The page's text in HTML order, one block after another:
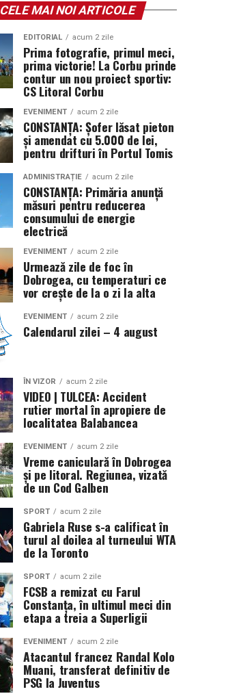
CELE MAI NOI ARTICOLE
EDITORIAL acum 2 zile
Prima fotografie, primul meci,
prima victorie! La Corbu prinde
contur un nou proiect sportiv:
CS Litoral Corbu
EVENIMENT acum 2 zile
CONSTANȚA: Șofer lăsat pieton
și amendat cu 5.000 de lei,
pentru drifturi în Portul Tomis
ADMINISTRAȚIE acum 2 zile
CONSTANȚA: Primăria anunță
măsuri pentru reducerea
consumului de energie
electrică
EVENIMENT acum 2 zile
Urmează zile de foc în
Dobrogea, cu temperaturi ce
vor crește de la o zi la alta
EVENIMENT acum 2 zile
Calendarul zilei – 4 august
ÎN VIZOR acum 2 zile
VIDEO | TULCEA: Accident
rutier mortal în apropiere de
localitatea Balabancea
EVENIMENT acum 2 zile
Vreme caniculară în Dobrogea
și pe litoral. Regiunea, vizată
de un Cod Galben
SPORT acum 2 zile
Gabriela Ruse s-a calificat în
turul al doilea al turneului WTA
de la Toronto
SPORT acum 2 zile
FCSB a remizat cu Farul
Constanța, în ultimul meci din
etapa a treia a Superligii
EVENIMENT acum 2 zile
Atacantul francez Randal Kolo
Muani, transferat definitiv de
PSG la Juventus